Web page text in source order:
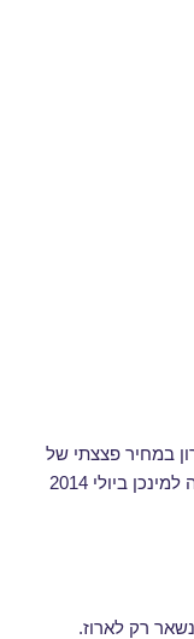
במחיר פצצתי של
$387 בלבד. מלאי הכרטיסים מוגבל. טיסה למינכן ביולי 2014
רק לארוז.